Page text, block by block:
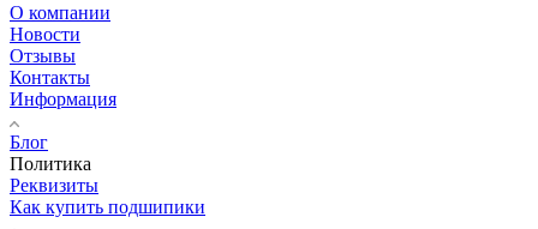
О компании
Новости
Отзывы
Контакты
Информация
Блог
Политика
Реквизиты
Как купить подшипики